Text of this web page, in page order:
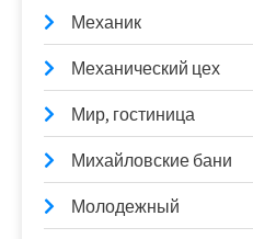
Механик
Механический цех
Мир, гостиница
Михайловские бани
Молодежный